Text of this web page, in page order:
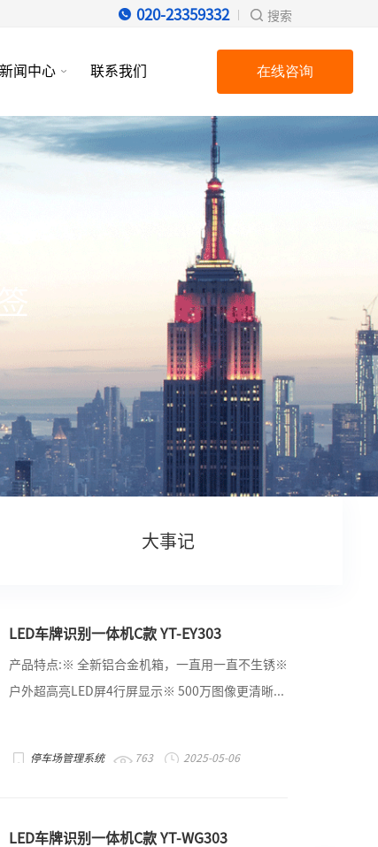
020-23359332 搜索
新闻中心 联系我们 在线咨询
大事记
LED车牌识别一体机C款 YT-EY303
产品特点:※ 全新铝合金机箱，一直用一直不生锈※
户外超高亮LED屏4行屏显示※ 500万图像更清晰...
停车场管理系统 763 2025-05-06
LED车牌识别一体机C款 YT-WG303